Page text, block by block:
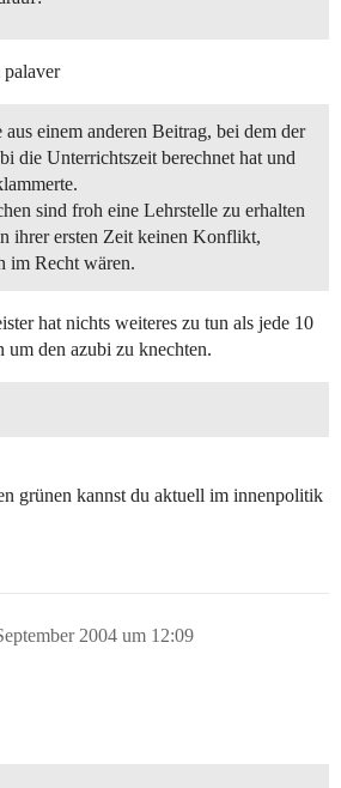
aus einem anderen Beitrag, bei dem der
die Unterrichtszeit berechnet hat und
sind froh eine Lehrstelle zu erhalten
ihrer ersten Zeit keinen Konflikt,
im Recht wären.
hat nichts weiteres zu tun als jede 10
um den azubi zu knechten.
grünen kannst du aktuell im innenpolitik
2004 um 12:09